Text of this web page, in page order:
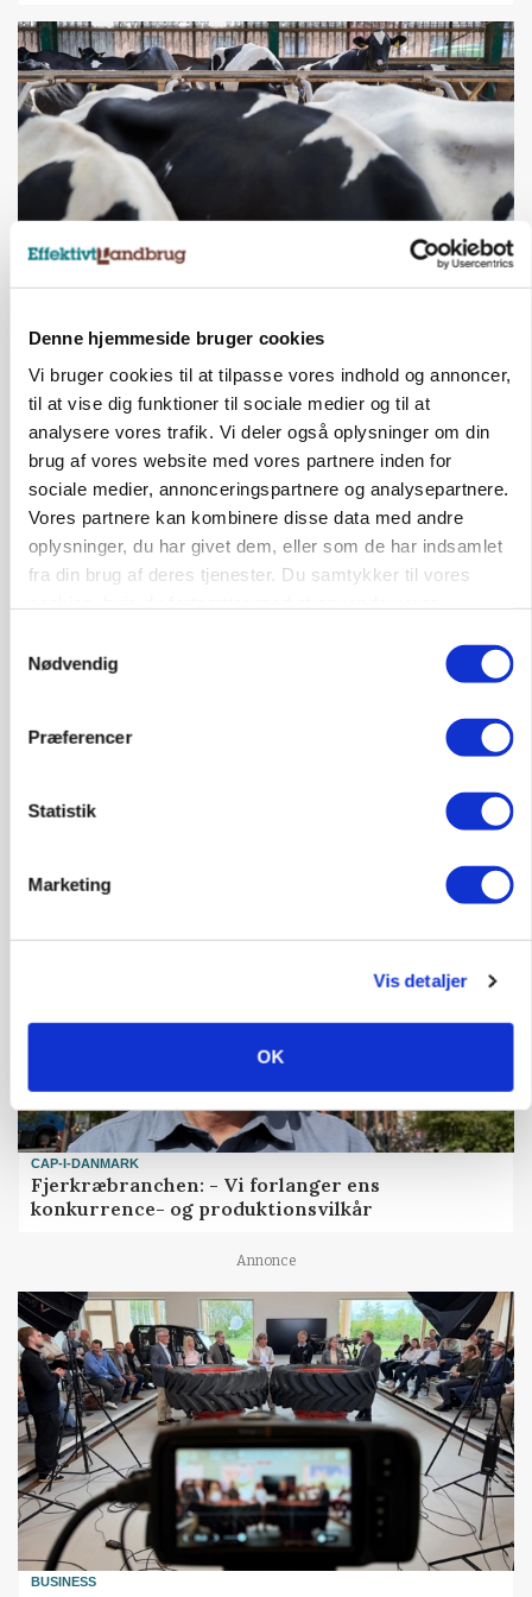
Denne hjemmeside bruger cookies
Vi bruger cookies til at tilpasse vores indhold og annoncer,
til at vise dig funktioner til sociale medier og til at
analysere vores trafik. Vi deler også oplysninger om din
brug af vores website med vores partnere inden for
sociale medier, annonceringspartnere og analysepartnere.
Vores partnere kan kombinere disse data med andre
oplysninger, du har givet dem, eller som de har indsamlet
fra din brug af deres tjenester. Du samtykker til vores
Nødvendig
Præferencer
Statistik
Marketing
Vis detaljer
OK
Fugleinfluenza: Udvikling vækker bekymring hos
europæiske husdyrbrugere
CAP-I-DANMARK
Fjerkræbranchen: - Vi forlanger ens
konkurrence- og produktionsvilkår
Annonce
BUSINESS